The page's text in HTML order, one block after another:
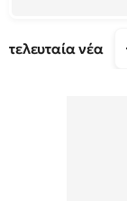
τελευταία νέα